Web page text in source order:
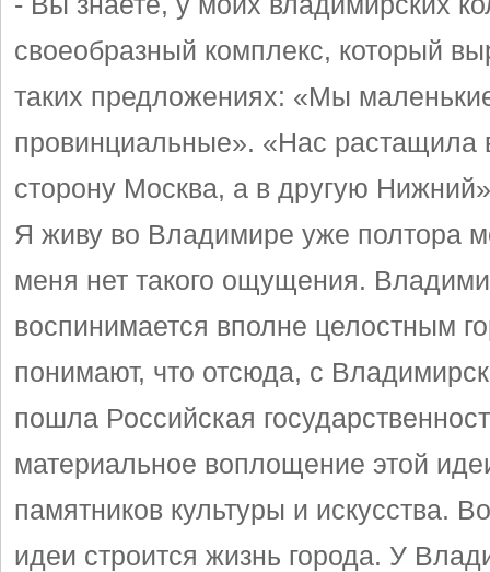
своеобразный комплекс, который
таких предложениях: «Мы
провинциальные». «Нас растащила
сторону Москва, а в другую
Я живу во Владимире уже полтора
меня нет такого ощущения.
воспинимается вполне целостным
понимают, что отсюда, с
пошла Российская
материальное воплощение этой
памятников культуры и искусства.
идеи строится жизнь города. У